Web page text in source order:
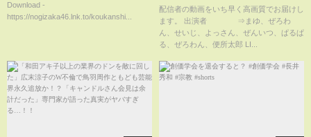
Download -
https://nogizaka46.lnk.to/koukanshi...
配信者の動画をいち早く高画質でお届けし
ます。 出演者 ⇒まゆ、ぜろわ
ん、せいじ、よっさん、ぜんいつ、ぱるぱ
る、ぜろわん、便所太郎 LI...